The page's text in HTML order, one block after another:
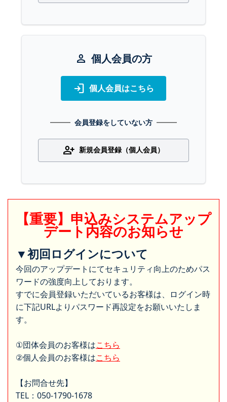
person 個人会員の方
login 個人会員はこちら
会員登録をしていない方
person_add 新規会員登録（個人会員）
【重要】申込みシステムアップ
デート内容のお知らせ
▼初回ログインについて
今回のアップデートにてセキュリティ向上のためパス
ワードの強度向上しております。
すでに会員登録いただいているお客様は、ログイン時
に下記URLよりパスワード再設定をお願いいたしま
す。
①団体会員のお客様はこちら
②個人会員のお客様はこちら
【お問合せ先】
TEL：050-1790-1678